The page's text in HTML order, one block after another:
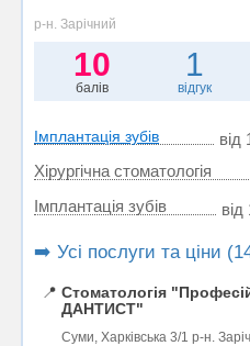
р-н. Зарічний
10
балів
1
відгук
Імплантація зубів
від
Хірургічна стоматологія
Імплантація зубів
➡️ Усі послуги та ціни
📍 Стоматологія
ДАНТИСТ"
Суми, Харківська 3/1 р-н.